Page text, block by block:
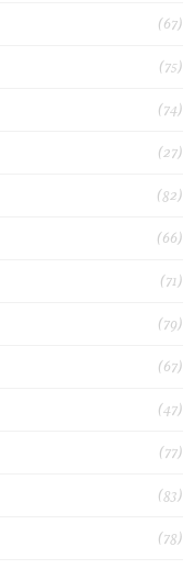
(67)
(75)
(74)
(27)
(82)
(66)
(71)
(79)
(67)
(47)
(77)
(83)
(78)